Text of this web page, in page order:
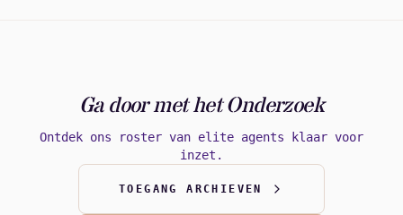
Ga door met het Onderzoek
Ontdek ons roster van elite agents klaar voor
inzet.
TOEGANG ARCHIEVEN